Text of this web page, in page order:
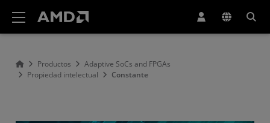
Productos
Adaptive SoCs and FPGAs
Propiedad intelectual
Constante